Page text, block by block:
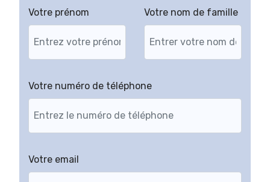
Votre prénom Votre nom de famille
Votre numéro de téléphone
Votre email